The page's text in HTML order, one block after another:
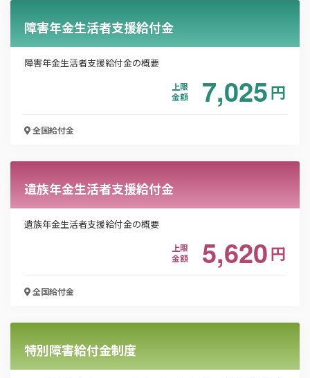
電話番号
「PDF資料ダウンロード」ボタンを押下した時点
に同意したものとみなさ
れます。
障害年金生活者支援給付金
障害年金生活者支援給付金の概要
上限
金額
7,025円
全国給付金
遺族年金生活者支援給付金
遺族年金生活者支援給付金の概要
上限
金額
5,620円
全国給付金
特別障害給付金制度